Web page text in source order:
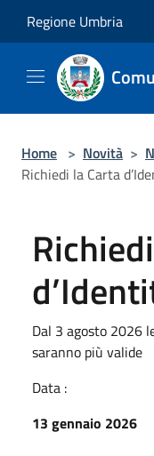
Regione Umbria
Home > Novità >
Richiedi la Carta
Dal 3 agosto 2026
saranno più valide
Data :
13 gennaio 2026